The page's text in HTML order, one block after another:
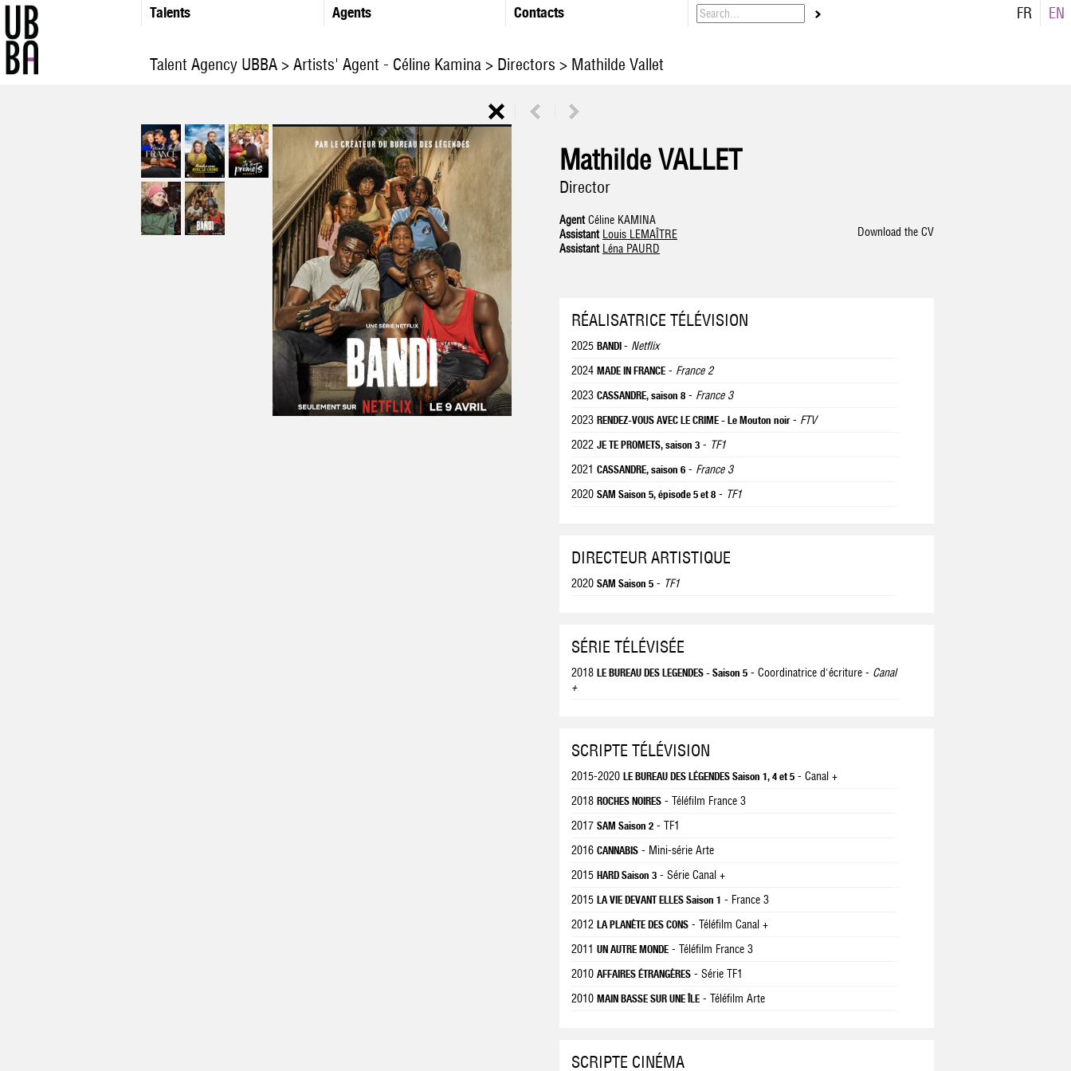
Talents Agents Contacts FR EN
Talent Agency UBBA>Artists' Agent - Céline Kamina > Directors> Mathilde Vallet
Mathilde VALLET
Director
AgentCéline KAMINA
Assistant Louis LEMAÎTRE
Assistant Léna PAURD
Download the CV
RÉALISATRICE TÉLÉVISION
2025 BANDI - Netflix
2024 MADE IN FRANCE - France 2
2023 CASSANDRE, saison 8 - France 3
2023 RENDEZ-VOUS AVEC LE CRIME - Le Mouton noir- FTV
2022 JE TE PROMETS, saison 3 - TF1
2021 CASSANDRE, saison 6 - France 3
2020 SAM Saison 5, épisode 5 et 8 - TF1
DIRECTEUR ARTISTIQUE
2020 SAM Saison 5 - TF1
SÉRIE TÉLÉVISÉE
2018 LE BUREAU DES LEGENDES - Saison 5 - Coordinatrice d'écriture - Canal
+
SCRIPTE TÉLÉVISION
2015-2020 LE BUREAU DES LÉGENDES Saison 1, 4 et 5 - Canal +
2018 ROCHES NOIRES - Téléfilm France 3
2017 SAM Saison 2 - TF1
2016 CANNABIS - Mini-série Arte
2015 HARD Saison 3 - Série Canal +
2015 LA VIE DEVANT ELLES Saison 1 - France 3
2012 LA PLANÈTE DES CONS - Téléfilm Canal +
2011 UN AUTRE MONDE - Téléfilm France 3
2010 AFFAIRES ÉTRANGÈRES - Série TF1
2010 MAIN BASSE SUR UNE ÎLE - Téléfilm Arte
SCRIPTE CINÉMA